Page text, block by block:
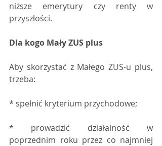
niższe emerytury czy renty w
przyszłości.
Dla kogo Mały ZUS plus
Aby skorzystać z Małego ZUS-u plus,
trzeba:
* spełnić kryterium przychodowe;
* prowadzić działalność w
poprzednim roku przez co najmniej